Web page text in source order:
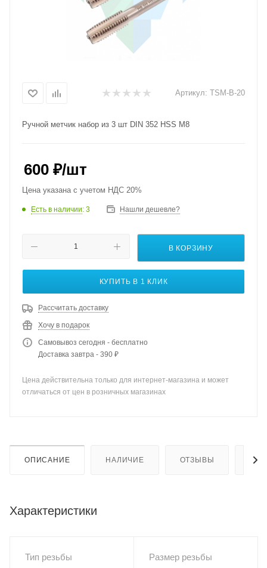
Артикул: TSM-B-20
Ручной метчик набор из 3 шт DIN 352 HSS M8
600 ₽/шт
Цена указана с учетом НДС 20%
Есть в наличии: 3 Нашли дешевле?
В КОРЗИНУ
КУПИТЬ В 1 КЛИК
Рассчитать доставку
Хочу в подарок
Самовывоз сегодня - бесплатно
Доставка завтра - 390 ₽
Цена действительна только для интернет-магазина и может
отличаться от цен в розничных магазинах
ОПИСАНИЕ НАЛИЧИЕ ОТЗЫВЫ
Характеристики
Тип резьбы
Размер резьбы